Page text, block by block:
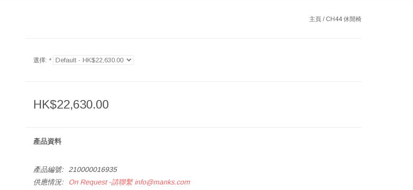
主頁 / CH44 休閒椅
選擇: *
HK$22,630.00
產品資料
產品編號:
210000016935
供應情況:
On Request -請聯繫info@manks.com